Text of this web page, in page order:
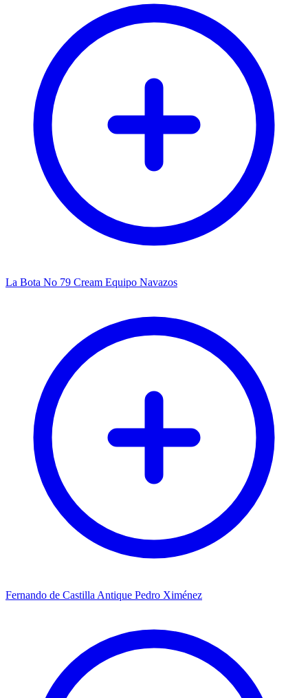
La Bota No 79 Cream Equipo Navazos
Fernando de Castilla Antique Pedro Ximénez